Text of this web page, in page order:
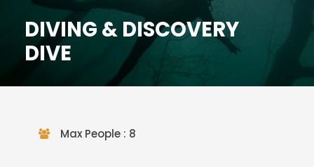
DIVING & DISCOVERY
DIVE
Max People : 8